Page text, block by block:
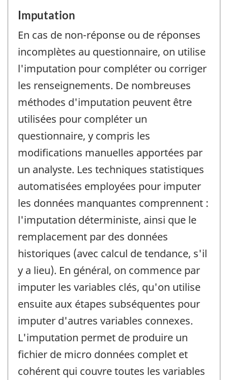
Imputation
En cas de non-réponse ou de réponses
incomplètes au questionnaire, on utilise
l'imputation pour compléter ou corriger
les renseignements. De nombreuses
méthodes d'imputation peuvent être
utilisées pour compléter un
questionnaire, y compris les
modifications manuelles apportées par
un analyste. Les techniques statistiques
automatisées employées pour imputer
les données manquantes comprennent :
l'imputation déterministe, ainsi que le
remplacement par des données
historiques (avec calcul de tendance, s'il
y a lieu). En général, on commence par
imputer les variables clés, qu'on utilise
ensuite aux étapes subséquentes pour
imputer d'autres variables connexes.
L'imputation permet de produire un
fichier de micro données complet et
cohérent qui couvre toutes les variables